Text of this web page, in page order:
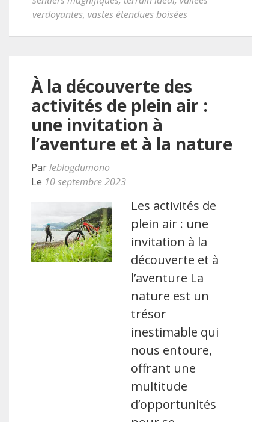
verdoyantes, vastes étendues boisées
À la découverte des
activités de plein air :
une invitation à
l’aventure et à la nature
Parleblogdumono
Le 10 septembre 2023
Les activités de
plein air : une
invitation à la
découverte et à
l’aventure La
nature est un
trésor
inestimable qui
nous entoure,
offrant une
multitude
d’opportunités